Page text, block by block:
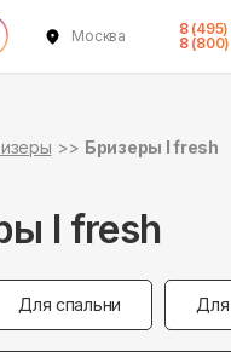
Москва
8
8
Бризеры I fresh
I fresh
Для спальни Для